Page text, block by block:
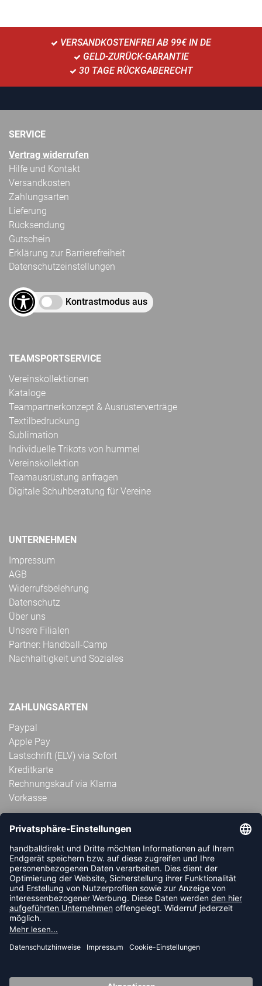
VERSANDKOSTENFREI AB 99€ IN DE
GELD-ZURÜCK-GARANTIE
30 TAGE RÜCKGABERECHT
SERVICE
Vertrag widerrufen
Hilfe und Kontakt
Versandkosten
Zahlungsarten
Lieferung
Rücksendung
Gutschein
Erklärung zur Barrierefreiheit
Datenschutzeinstellungen
Kontrastmodus aus
TEAMSPORTSERVICE
Vereinskollektionen
Kataloge
Teampartnerkonzept & Ausrüsterverträge
Textilbedruckung
Sublimation
Individuelle Trikots von hummel
Vereinskollektion
Teamausrüstung anfragen
Digitale Schuhberatung für Vereine
UNTERNEHMEN
Impressum
AGB
Widerrufsbelehrung
Datenschutz
Über uns
Unsere Filialen
Partner: Handball-Camp
Nachhaltigkeit und Soziales
ZAHLUNGSARTEN
Paypal
Apple Pay
Lastschrift (ELV) via Sofort
Kreditkarte
Rechnungskauf via Klarna
Vorkasse
ABONNIERE JETZT DEN KOSTENLOSEN
HANDBALLDIREKT-NEWSLETTER UND VERPASSE KEINE
NEUIGKEIT ODER AKTION MEHR.
JETZT ANMELDEN